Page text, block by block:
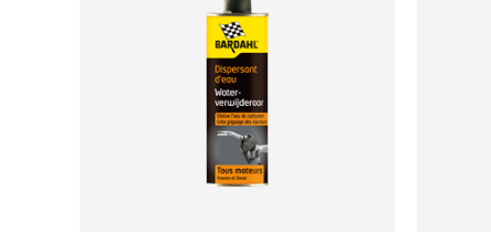
НАШИ ЛАКОМСТВА